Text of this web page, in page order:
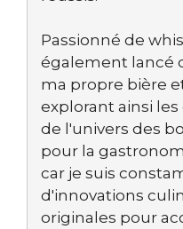
Passionné de
également lancé
ma propre bière
explorant ainsi
de l'univers des
pour la
car je suis
d'innovations
originales pour